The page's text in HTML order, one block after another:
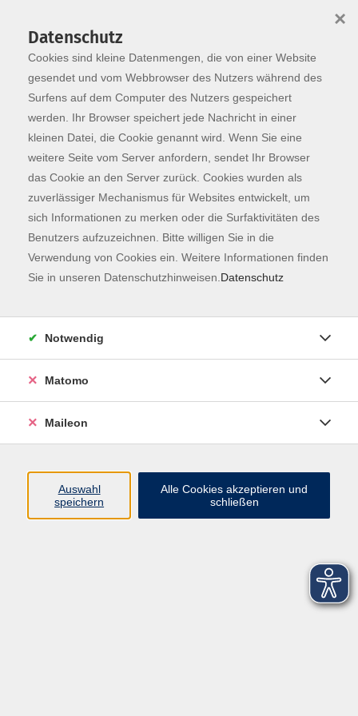
Skip to main content
You are here:
Programm
Der Kurs konnte nicht gefunden werden.
Kontaktformular
Impressum
AGB
Datenschutzerklärung
Datenschutz
Cookies sind kleine Datenmengen, die von einer Website
gesendet und vom Webbrowser des Nutzers während des
Surfens auf dem Computer des Nutzers gespeichert
werden. Ihr Browser speichert jede Nachricht in einer
kleinen Datei, die Cookie genannt wird. Wenn Sie eine
weitere Seite vom Server anfordern, sendet Ihr Browser
das Cookie an den Server zurück. Cookies wurden als
zuverlässiger Mechanismus für Websites entwickelt, um
sich Informationen zu merken oder die Surfaktivitäten des
Benutzers aufzuzeichnen. Bitte willigen Sie in die
Verwendung von Cookies ein. Weitere Informationen finden
Sie in unseren Datenschutzhinweisen. Datenschutz
×
Notwendig
Matomo
Maileon
Auswahl
speichern
Alle Cookies akzeptieren und
schließen